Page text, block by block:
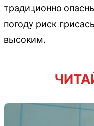
традиционно
погоду риск
высоким.